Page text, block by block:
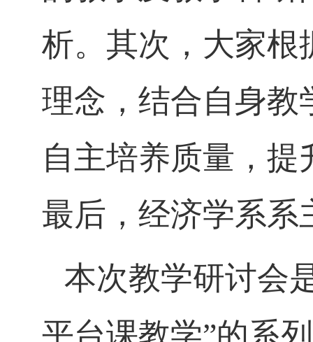
析。其次，大家根
理念，结合自身教
自主培养质量，
最后，经济学系系
本次教学研讨会
平台课教学”的系